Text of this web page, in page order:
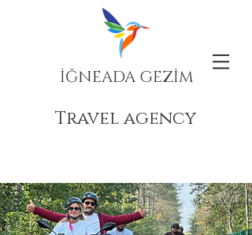
İĞNEADA GEZİM
Travel agency